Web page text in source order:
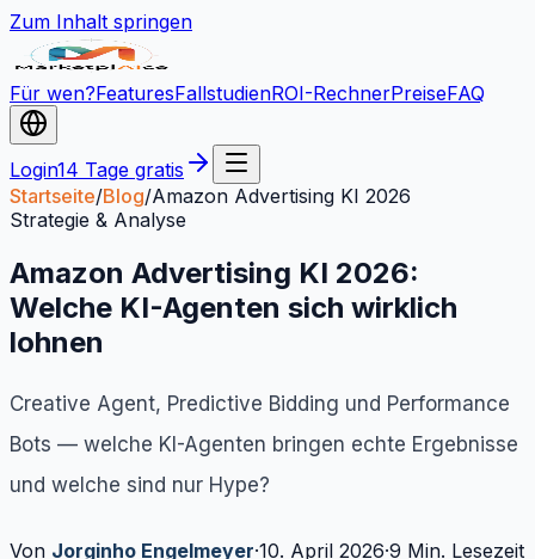
Zum Inhalt springen
Für wen?FeaturesFallstudienROI-RechnerPreiseFAQ
Login14 Tage gratis
Startseite/Blog/Amazon Advertising KI 2026
Strategie & Analyse
Amazon Advertising KI 2026:
Welche KI-Agenten sich wirklich
lohnen
Creative Agent, Predictive Bidding und Performance
Bots — welche KI-Agenten bringen echte Ergebnisse
und welche sind nur Hype?
Von Jorginho Engelmeyer·10. April 2026·9 Min. Lesezeit